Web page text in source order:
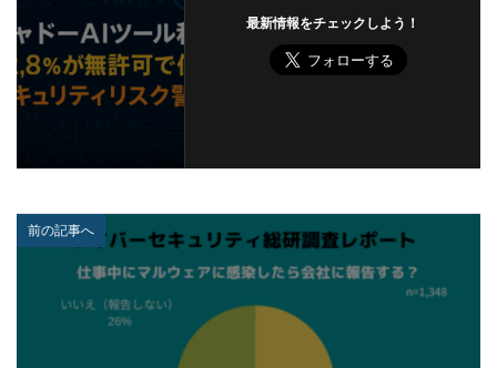
最新情報をチェックしよう！
前の記事へ